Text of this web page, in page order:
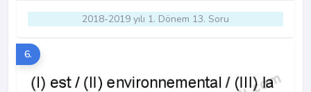
2018-2019 yılı 1. Dönem 13. Soru
6.